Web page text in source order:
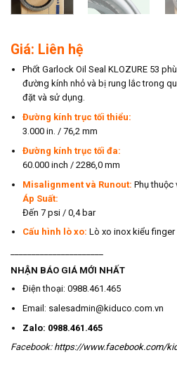
Giá: Liên hệ
Phốt Garlock Oil Seal KLOZURE 53
đường kính nhỏ và bị rung lắc trong
đặt và sử dụng.
Đường kính trục tối thiểu:
3.000 in. / 76,2 mm
Đường kính trục tối đa:
60.000 inch / 2286,0 mm
Misalignment và Runout: Phụ thuộc
Áp Suất:
Đến 7 psi / 0,4 bar
Cấu hình lò xo: Lò xo inox kiểu finger
NHẬN BÁO GIÁ MỚI NHẤT
Điện thoại: 0988.461.465
Email: salesadmin@kiduco.com.vn
Zalo: 0988.461.465
Facebook: https://www.facebook.com/